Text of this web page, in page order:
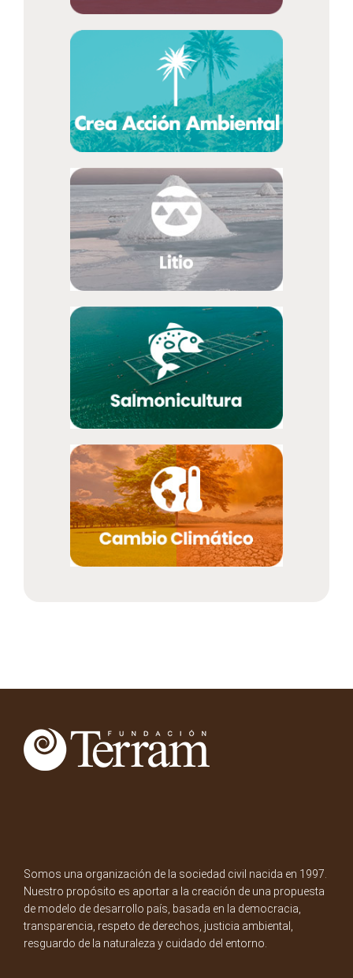
Somos una organización de la sociedad civil nacida en 1997.
Nuestro propósito es aportar a la creación de una propuesta
de modelo de desarrollo país, basada en la democracia,
transparencia, respeto de derechos, justicia ambiental,
resguardo de la naturaleza y cuidado del entorno.